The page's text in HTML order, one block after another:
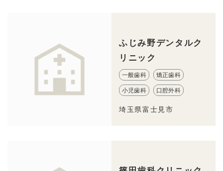
ふじみ野デンタルク
リニック
一般歯科 矯正歯科
小児歯科 口腔外科
埼玉県富士見市